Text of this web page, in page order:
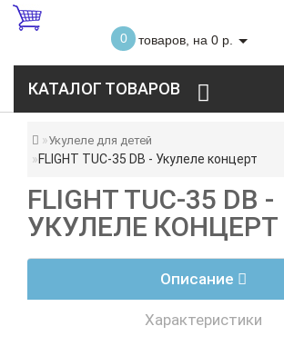
0 товаров, на 0 р.
КАТАЛОГ ТОВАРОВ
Укулеле для детей
FLIGHT TUC-35 DB - Укулеле концерт
FLIGHT TUC-35 DB -
УКУЛЕЛЕ КОНЦЕРТ
Описание
Характеристики